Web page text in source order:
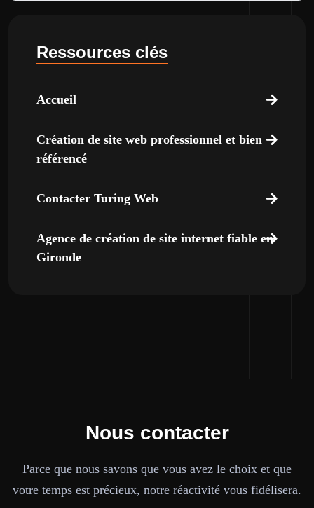
Ressources clés
Accueil
Création de site web professionnel et bien
référencé
Contacter Turing Web
Agence de création de site internet fiable en
Gironde
Nous contacter
Parce que nous savons que vous avez le choix et que
votre temps est précieux, notre réactivité vous fidélisera.